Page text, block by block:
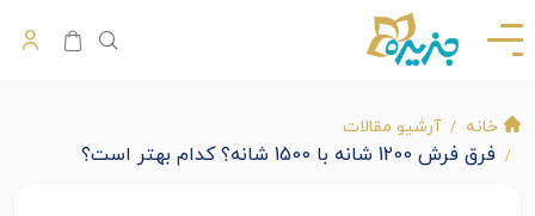
خانه آرشیو مقالات
فرق فرش 1200 شانه با 1500 شانه؟ کدام بهتر است؟